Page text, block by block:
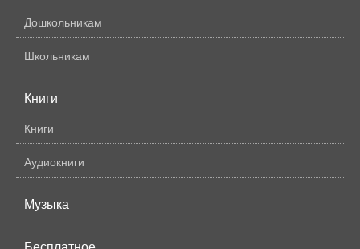
Дошкольникам
Школьникам
Книги
Книги
Аудиокниги
Музыка